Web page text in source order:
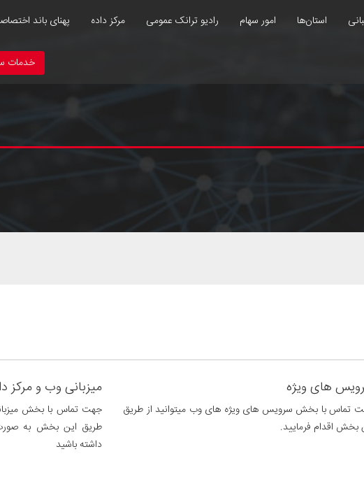
استان‌ها امور سهام رادیو ترانک عمومی مرکز داده پهنای باند
خدمات
های ویژه
تماس با بخش سرویس های ویژه های وب میتوانید از طریق
بخش اقدام فرمایید.
میزبانی وب و مرکز
جهت تماس با بخش
طریق این بخش به صورت
داشته باشید